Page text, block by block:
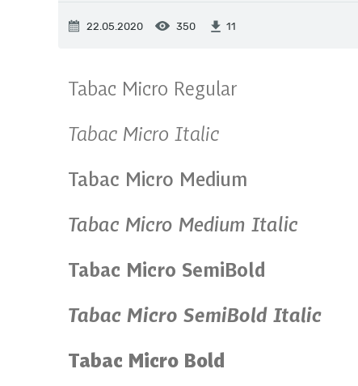
22.05.2020 350 11